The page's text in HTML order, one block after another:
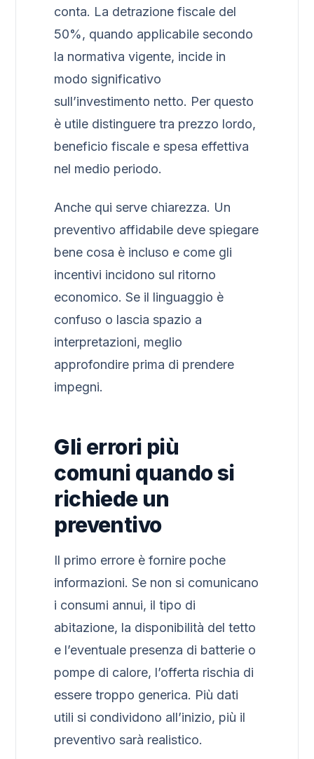
conta. La detrazione fiscale del
50%, quando applicabile secondo
la normativa vigente, incide in
modo significativo
sull’investimento netto. Per questo
è utile distinguere tra prezzo lordo,
beneficio fiscale e spesa effettiva
nel medio periodo.
Anche qui serve chiarezza. Un
preventivo affidabile deve spiegare
bene cosa è incluso e come gli
incentivi incidono sul ritorno
economico. Se il linguaggio è
confuso o lascia spazio a
interpretazioni, meglio
approfondire prima di prendere
impegni.
Gli errori più
comuni quando si
richiede un
preventivo
Il primo errore è fornire poche
informazioni. Se non si comunicano
i consumi annui, il tipo di
abitazione, la disponibilità del tetto
e l’eventuale presenza di batterie o
pompe di calore, l’offerta rischia di
essere troppo generica. Più dati
utili si condividono all’inizio, più il
preventivo sarà realistico.